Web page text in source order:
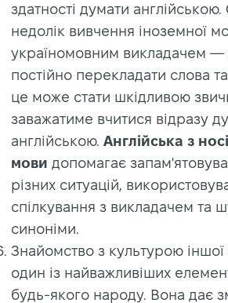
здатності думати англійською.
недолік вивчення іноземної
україномовним викладачем —
постійно перекладати слова
це може стати шкідливою
заважатиме вчитися відразу
англійською. Англійська з
мови допомагає
різних ситуацій,
спілкування з викладачем та
синоніми.
Знайомство з культурою
один із найважливіших
будь-якого народу. Вона дає